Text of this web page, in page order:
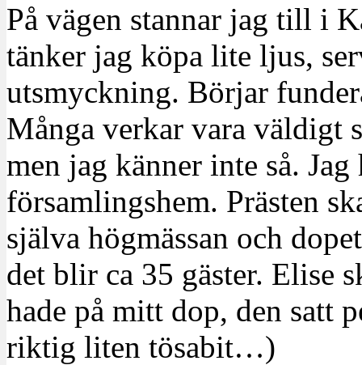
På vägen stannar jag till i
tänker jag köpa lite ljus,
utsmyckning. Börjar
Många verkar vara väldigt
men jag känner inte så.
församlingshem. Prästen
själva högmässan och
det blir ca 35 gäster. Elise
hade på mitt dop, den satt
riktig liten tösabit…)